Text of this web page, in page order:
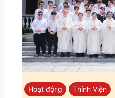
Hoạt động Thỉnh Viện